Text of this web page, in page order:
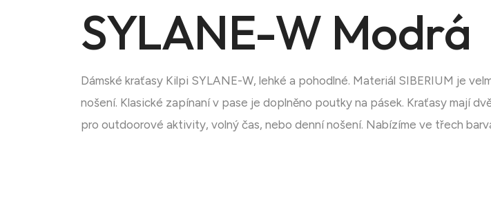
SYLANE-W Modrá
Dámské kraťasy Kilpi SYLANE-W, lehké a pohodlné. Materiál SIBERIUM je
nošení. Klasické zapínaní v pase je doplněno poutky na pásek. Kraťasy mají
pro outdoorové aktivity, volný čas, nebo denní nošení. Nabízíme ve třech